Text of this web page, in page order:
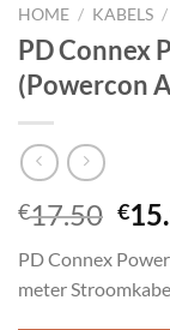
HOME / KABELS /
PD Connex
(Powercon
€17.50 €
PD Connex
meter